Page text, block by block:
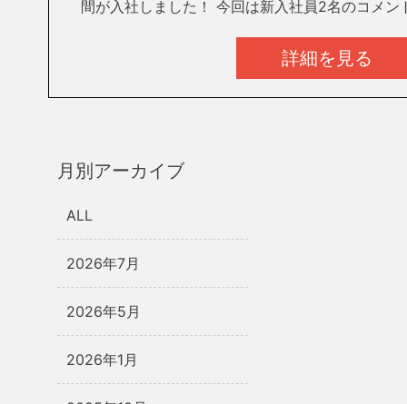
間が入社しました！ 今回は新入社員2名のコメ
詳細を見る
月別アーカイブ
ALL
2026年7月
2026年5月
2026年1月